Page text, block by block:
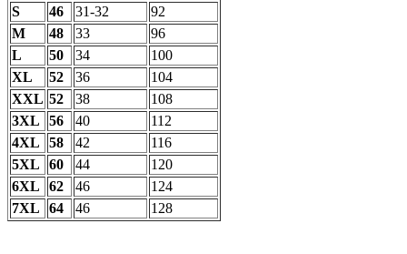
S
46 31-32
92
M
48 33
96
L
50 34
100
XL
52 36
104
XXL 52 38
108
3XL
56 40
112
4XL
58 42
116
5XL
60 44
120
6XL
62 46
124
7XL
64 46 128